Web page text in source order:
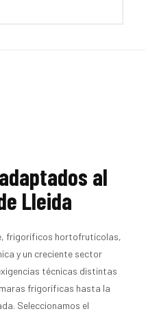
al
Lleida
frigoríficos hortofrutícolas,
y un creciente sector
técnicas distintas
frigoríficas hasta la
Seleccionamos el